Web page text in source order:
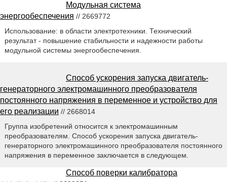
Модульная система
энергообеспечения // 2669772
Использование: в области электротехники. Технический
результат - повышение стабильности и надежности работы
модульной системы энергообеспечения.
Способ ускорения запуска двигатель-
генераторного электромашинного преобразователя
постоянного напряжения в переменное и устройство для
его реализации // 2668014
Группа изобретений относится к электромашинным
преобразователям. Способ ускорения запуска двигатель-
генераторного электромашинного преобразователя постоянного
напряжения в переменное заключается в следующем.
Способ поверки калибратора